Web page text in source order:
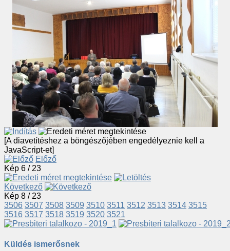
[A diavetítéshez a böngészőjében engedélyeznie kell a
JavaScript-et]
Előző
Kép 6 / 23
Következő
Kép 8 / 23
3506 3507 3508 3509 3510 3511 3512 3513 3514 3515
3516 3517 3518 3519 3520 3521
Küldés ismerősnek